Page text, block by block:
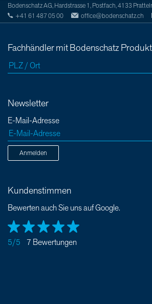
Bodenschatz AG, Hardstrasse 1, Postfach, 4133
+41 61 487 05 00
office@bodenschatz.ch
Fachhändler mit Bodenschatz
Newsletter
E-Mail-Adresse
Anmelden
Kundenstimmen
Bewerten auch Sie uns auf Google.
5/5 7 Bewertungen